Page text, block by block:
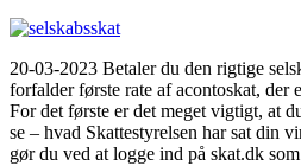
20-03-2023 Betaler du den rigtige
forfalder første rate af acontoskat, der
For det første er det meget vigtigt, at
se – hvad Skattestyrelsen har sat din
gør du ved at logge ind på skat.dk